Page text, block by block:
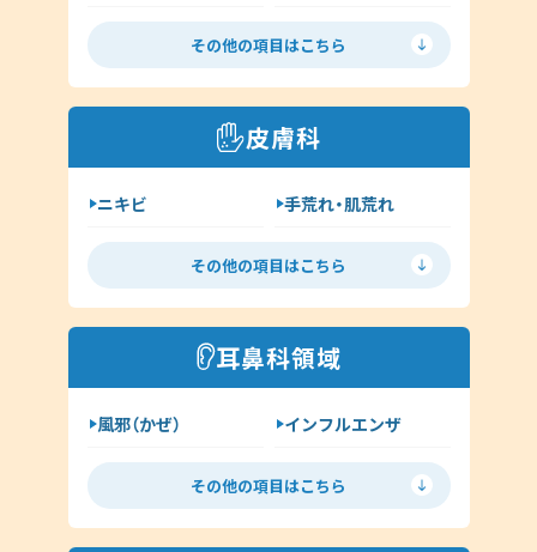
胃腸炎
花粉症
喘息
高血圧
咳喘息
消化器内科
呼吸器内科
新型コロナウイルス感染症
その他の項目はこちら
皮膚科
ニキビ
手荒れ・肌荒れ
じんましん
水虫
ヘルペス
帯状疱疹
イボ（尋常性疣贅:ゆうぜい）
しみ・肝斑
ハイドロキノン
その他（皮膚科）
その他の項目はこちら
耳鼻科領域
風邪（かぜ）
インフルエンザ
扁桃炎
花粉症
舌下免疫療法
中耳炎
その他の項目はこちら